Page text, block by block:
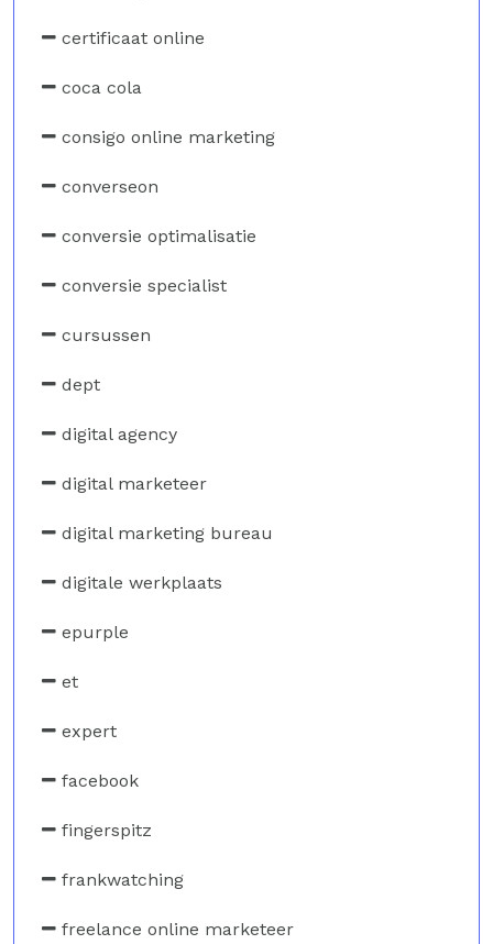
certificaat online
coca cola
consigo online marketing
converseon
conversie optimalisatie
conversie specialist
cursussen
dept
digital agency
digital marketeer
digital marketing bureau
digitale werkplaats
epurple
et
expert
facebook
fingerspitz
frankwatching
freelance online marketeer